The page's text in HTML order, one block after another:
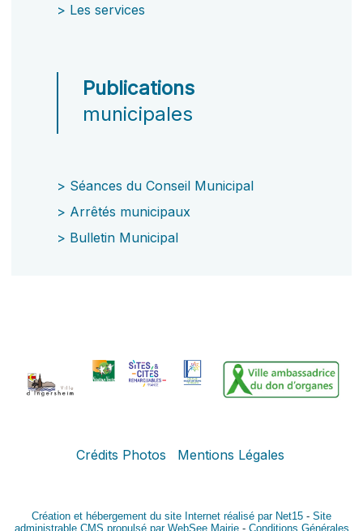
> Les services
Publications
municipales
> Séances du Conseil Municipal
> Arrêtés municipaux
> Bulletin Municipal
Crédits Photos Mentions Légales
Création et hébergement du site Internet réalisé par Net15 - Site
administrable CMS propulsé par WebSee Mairie- Conditions Générales